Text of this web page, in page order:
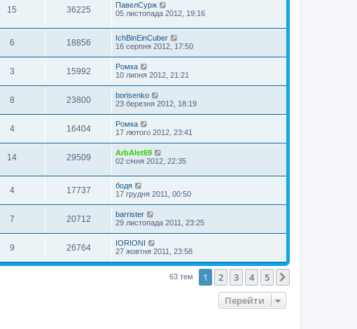
15 36225
ПавелСурж
05 листопада 2012, 19:16
6 18856
IchBinEinCuber
16 серпня 2012, 17:50
3 15992
Ромка
10 липня 2012, 21:21
8 23800
borisenko
23 березня 2012, 18:19
4 16404
Ромка
17 лютого 2012, 23:41
14 29509
ArbAlet69
02 січня 2012, 22:35
4 17737
бодя
17 грудня 2011, 00:50
7 20712
barrister
29 листопада 2011, 23:25
9 26764
IORIONI
27 жовтня 2011, 23:58
63 тем 1 2 3 4 5
Перейти